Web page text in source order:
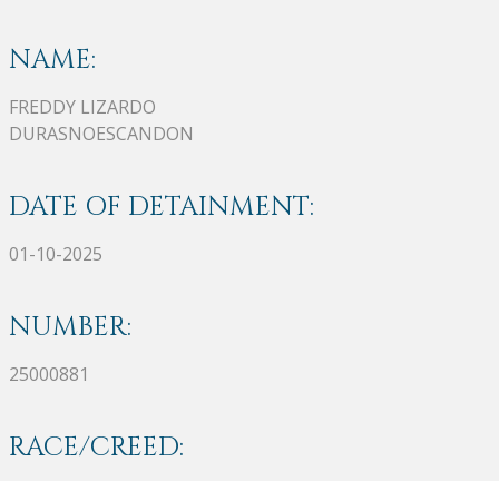
NAME:
FREDDY LIZARDO
DURASNOESCANDON
DATE OF DETAINMENT:
01-10-2025
NUMBER:
25000881
RACE/CREED: